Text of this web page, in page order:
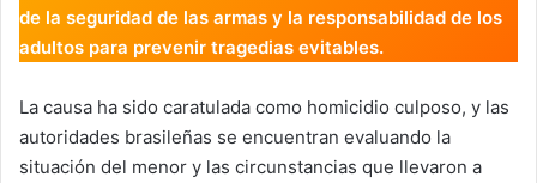
de la seguridad de las armas y la responsabilidad de los
adultos para prevenir tragedias evitables.
La causa ha sido caratulada como homicidio culposo, y las
autoridades brasileñas se encuentran evaluando la
situación del menor y las circunstancias que llevaron a